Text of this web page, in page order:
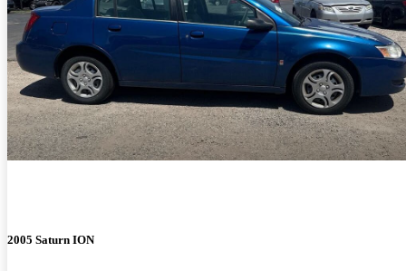
2005 Saturn ION